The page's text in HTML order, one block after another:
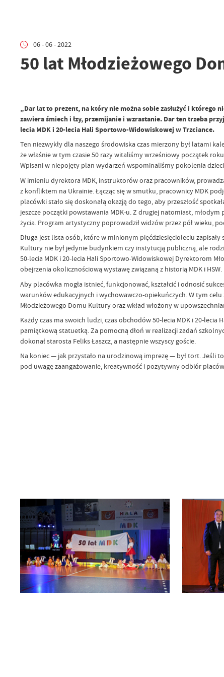
06 - 06 - 2022
50 lat Młodzieżowego
„Dar lat to prezent, na który nie można sobie zasłużyć i którego
zawiera śmiech i łzy, przemijanie i wzrastanie. Dar ten trzeba
lecia MDK i 20-lecia Hali Sportowo-Widowiskowej w Trzciance.
Ten niezwykły dla naszego środowiska czas mierzony był latami
że właśnie w tym czasie 50 razy witaliśmy wrześniowy początek
Wpisani w niepojęty plan wydarzeń wspominaliśmy pokolenia
W imieniu dyrektora MDK, instruktorów oraz pracowników,
z konfliktem na Ukrainie. Łącząc się w smutku, pracownicy MDK
placówki stało się doskonałą okazją do tego, aby przeszłość
jeszcze początki powstawania MDK-u. Z drugiej natomiast,
życia. Program artystyczny poprowadził widzów przez pół wieku,
Długa jest lista osób, które w minionym pięćdziesięcioleciu
Kultury nie był jedynie budynkiem czy instytucją publiczną, ale
50-lecia MDK i 20-lecia Hali Sportowo-Widowiskowej Dyrektorom
obejrzenia okolicznościową wystawę związaną z historią MDK i HSW.
Aby placówka mogła istnieć, funkcjonować, kształcić i odnosić
warunków edukacyjnych i wychowawczo-opiekuńczych. W tym celu
Młodzieżowego Domu Kultury oraz wkład włożony w
Każdy czas ma swoich ludzi, czas obchodów 50-lecia MDK i 20-
pamiątkową statuetką. Za pomocną dłoń w realizacji zadań
dokonał starosta Feliks Łaszcz, a następnie wszyscy goście.
Na koniec — jak przystało na urodzinową imprezę — był tort. Jeśli
pod uwagę zaangażowanie, kreatywność i pozytywny odbiór